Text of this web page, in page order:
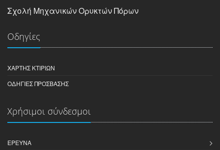
Σχολή Μηχανικών Ορυκτών Πόρων
Οδηγίες
ΧΆΡΤΗΣ ΚΤΙΡΊΩΝ
ΟΔΗΓΊΕΣ ΠΡΌΣΒΑΣΗΣ
Χρήσιμοι σύνδεσμοι
ΈΡΕΥΝΑ